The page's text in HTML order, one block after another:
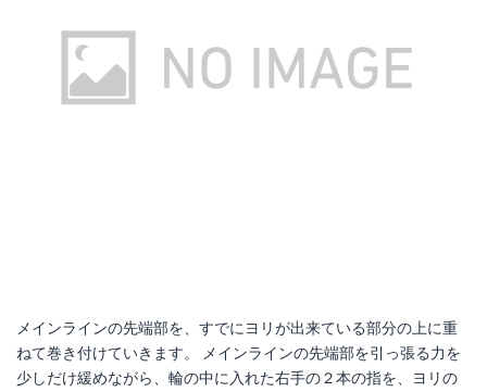
メインラインの先端部を、すでにヨリが出来ている部分の上に重
ねて巻き付けていきます。 メインラインの先端部を引っ張る力を
少しだけ緩めながら、輪の中に入れた右手の２本の指を、ヨリの